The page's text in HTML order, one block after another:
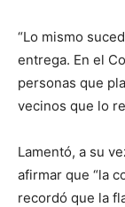
“Lo mismo
entrega. En el
personas que
vecinos que lo
Lamentó, a su
afirmar que “la
recordó que la